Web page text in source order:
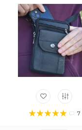
7